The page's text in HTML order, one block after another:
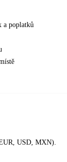
a poplatků
USD, MXN).